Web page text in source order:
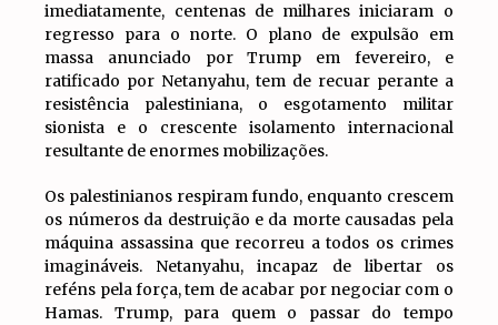
imediatamente, centenas de milhares iniciaram o
regresso para o norte. O plano de expulsão em
massa anunciado por Trump em fevereiro, e
ratificado por Netanyahu, tem de recuar perante a
resistência palestiniana, o esgotamento militar
sionista e o crescente isolamento internacional
resultante de enormes mobilizações.
Os palestinianos respiram fundo, enquanto crescem
os números da destruição e da morte causadas pela
máquina assassina que recorreu a todos os crimes
imagináveis. Netanyahu, incapaz de libertar os
reféns pela força, tem de acabar por negociar com o
Hamas. Trump, para quem o passar do tempo